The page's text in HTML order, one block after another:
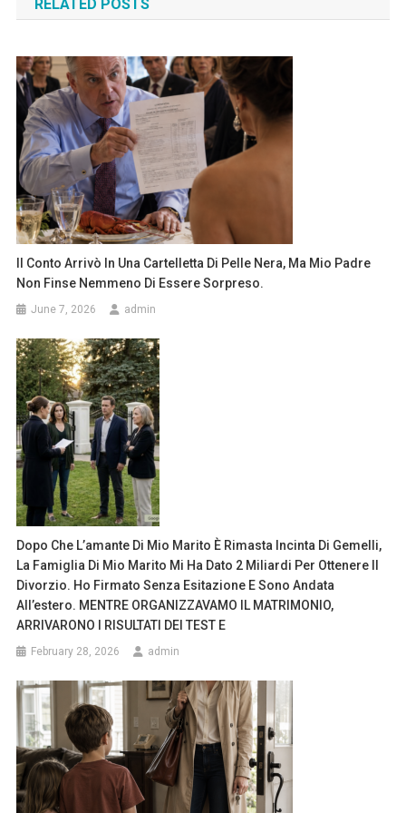
RELATED POSTS
Il Conto Arrivò In Una Cartelletta Di Pelle Nera, Ma Mio Padre
Non Finse Nemmeno Di Essere Sorpreso.
June 7, 2026 admin
Dopo Che L’amante Di Mio Marito È Rimasta Incinta Di Gemelli,
La Famiglia Di Mio Marito Mi Ha Dato 2 Miliardi Per Ottenere Il
Divorzio. Ho Firmato Senza Esitazione E Sono Andata
All’estero. MENTRE ORGANIZZAVAMO IL MATRIMONIO,
ARRIVARONO I RISULTATI DEI TEST E
February 28, 2026 admin